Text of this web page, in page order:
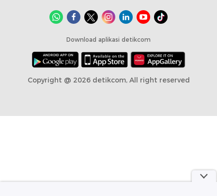
Download aplikasi detikcom
Copyright @ 2026 detikcom, All right reserved